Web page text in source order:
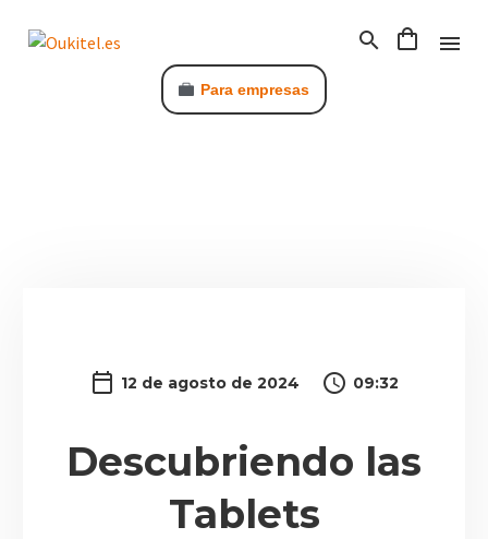
Para empresas
12 de agosto de 2024 09:32
Descubriendo las
Tablets